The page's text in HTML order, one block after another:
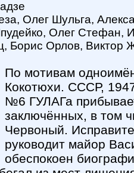
Олег Шульга,
Олег Стефан,
Борис Орлов, Виктор
По мотивам
Кокотюхи. СССР,
№6 ГУЛАГа
заключённых, в том
Червоный.
руководит майор
обеспокоен